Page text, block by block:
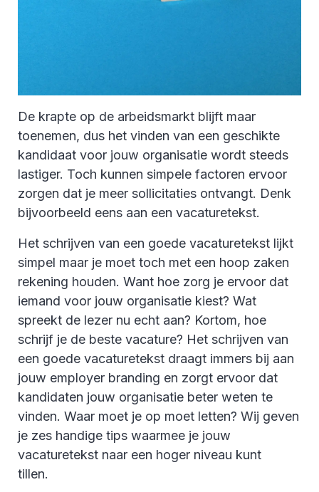
De krapte op de arbeidsmarkt blijft maar
toenemen, dus het vinden van een geschikte
kandidaat voor jouw organisatie wordt steeds
lastiger. Toch kunnen simpele factoren ervoor
zorgen dat je meer sollicitaties ontvangt. Denk
bijvoorbeeld eens aan een vacaturetekst.
Het schrijven van een goede vacaturetekst lijkt
simpel maar je moet toch met een hoop zaken
rekening houden. Want hoe zorg je ervoor dat
iemand voor jouw organisatie kiest? Wat
spreekt de lezer nu echt aan? Kortom, hoe
schrijf je de beste vacature? Het schrijven van
een goede vacaturetekst draagt immers bij aan
jouw employer branding en zorgt ervoor dat
kandidaten jouw organisatie beter weten te
vinden. Waar moet je op moet letten? Wij geven
je zes handige tips waarmee je jouw
vacaturetekst naar een hoger niveau kunt
tillen.